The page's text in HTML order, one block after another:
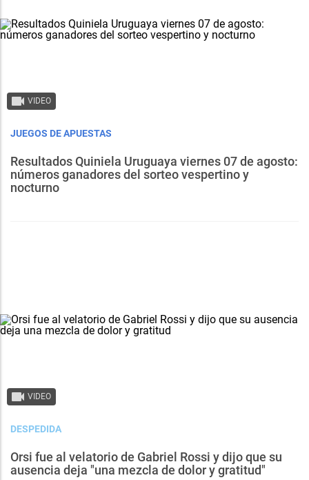
VIDEO
JUEGOS DE APUESTAS
Resultados Quiniela Uruguaya viernes 07 de agosto:
números ganadores del sorteo vespertino y
nocturno
VIDEO
DESPEDIDA
Orsi fue al velatorio de Gabriel Rossi y dijo que su
ausencia deja "una mezcla de dolor y gratitud"